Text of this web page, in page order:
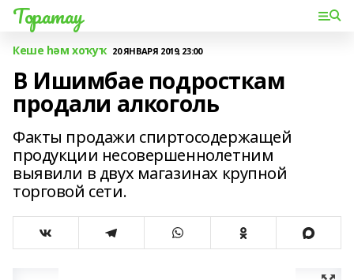
Торатау
Кеше һәм хоҡуҡ 20 ЯНВАРЯ 2019, 23:00
В Ишимбае подросткам
продали алкоголь
Факты продажи спиртосодержащей
продукции несовершеннолетним
выявили в двух магазинах крупной
торговой сети.